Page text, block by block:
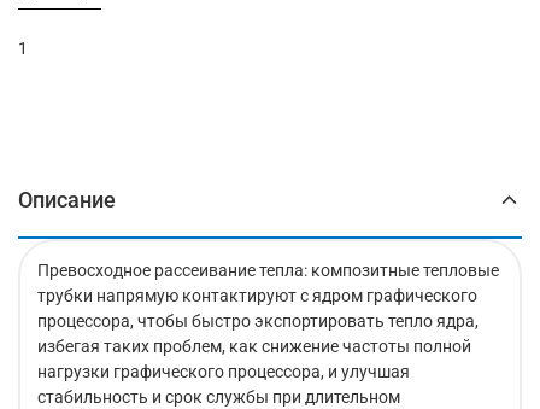
1
Описание
Превосходное рассеивание тепла: композитные тепловые
трубки напрямую контактируют с ядром графического
процессора, чтобы быстро экспортировать тепло ядра,
избегая таких проблем, как снижение частоты полной
нагрузки графического процессора, и улучшая
стабильность и срок службы при длительном